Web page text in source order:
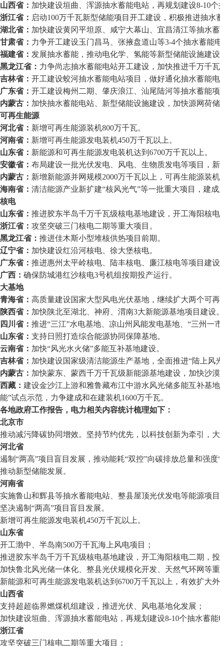
山西省： 加快建设垣曲、浑源抽水蓄能电站，再规划建设8-10
浙江省： 启动100万千瓦新型储能项目开工建设，积极推进抽水
湖北省： 加快建设黄冈平坦原、咸宁大幕山、宜昌清江等抽水
甘肃省： 力争开工建设玉门昌马、张掖盘道山等3-4个抽水蓄能
福建省： 发展抽水蓄能，推动电化学、氢能等新型储能设施建
黑龙江省： 力争尚志抽水蓄能电站开工建设，加快推进千万千
吉林省： 开工建设蛟河抽水蓄能电站项目，做好通化抽水蓄能
广东省： 开工建设梅州二期、肇庆浪江、汕尾陆河等抽水蓄能
内蒙古： 加快抽水蓄能电站、新型储能设施建设，加快源网荷
可再生能源
河北省： 新增可再生能源装机800万千瓦。
河南省： 新增可再生能源发电装机450万千瓦以上。
山东省： 新能源和可再生能源发电装机达到6700万千瓦以上。
安徽省： 布局建设一批光伏发电、风电、生物质发电等项目，
内蒙古： 新增新能源并网规模2000万千瓦以上，可再生能源装
海南省： 清洁能源产业新扩建“核风光气”等一批重大项目，建
核电
山东省： 推进胶东半岛千万千瓦级核电基地建设，开工海阳核
浙江省： 攻坚突破三门核电二期等重大项目。
黑龙江省： 推进佳木斯小型堆核供热项目前期。
辽宁省： 加快建设红沿河核电、徐大堡核电。
广东省： 推进惠州太平岭核电、陆丰核电、廉江核电等项目建
广西： 确保防城港红沙核电3号机组按期投产运行。
大基地
青海省： 高质量建设国家大型风电光伏基地，继续扩大两个可
陕西省： 加快陕北至湖北、神府、渭南3大新能源基地项目建设
四川省： 推进“三江”水电基地、凉山州风能发电基地、“三州一
山东省： 支持日照打造综合能源协同保障基地。
云南省： 加快“风光水火储”多能互补基地建设。
吉林省： 加快建设国家级清洁能源生产基地，全面推进“陆上风
内蒙古： 加快蒙东、蒙西千万千瓦级新能源基地建设，加快沙
西藏： 建设金沙江上游和雅鲁藏布江中游水风光储多能互补基
能”试点示范，力争建成和在建装机1600万千瓦。
各地政府工作报告，电力相关内容统计梳理如下：
北京市
推动减污降碳协同增效。坚持节约优先，以科技创新为牵引，
河北省
遏制“两高”项目盲目发展，推动能耗“双控”向碳排放总量和强
推动新型储能发展。
河南省
实施鲁山和辉县等抽水蓄能电站、整县屋顶光伏发电等能源项
坚决遏制“两高”项目盲目发展。
新增可再生能源发电装机450万千瓦以上。
山东省
开工渤中、半岛南500万千瓦海上风电项目；
推进胶东半岛千万千瓦级核电基地建设，开工海阳核电二期，
加快鲁北风光储一体化、整县光伏规模化开发、天然气环网等
新能源和可再生能源发电装机达到6700万千瓦以上，有效扩大
山西省
支持超超临界燃煤机组建设，推进光伏、风电基地化发展；
加快建设垣曲、浑源抽水蓄能电站，再规划建设8-10个抽水蓄
浙江省
攻坚突破三门核电二期等重大项目；